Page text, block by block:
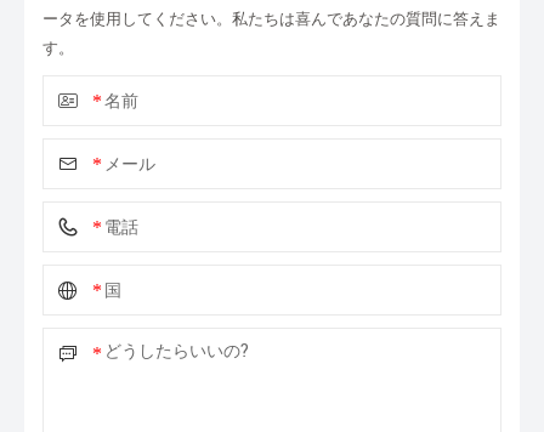
ータを使用してください。私たちは喜んであなたの質問に答えま
す。